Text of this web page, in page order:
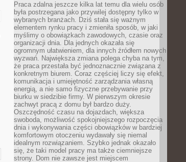
Praca zdalna jeszcze kilka lat temu dla wielu osób
była postrzegana jako przywilej dostępny tylko w
wybranych branżach. Dziś stała się ważnym
elementem rynku pracy i zmieniła sposób, w jaki
myślimy o obowiązkach zawodowych, czasie oraz
organizacji dnia. Dla jednych okazała się
ogromnym ułatwieniem, dla innych źródłem nowych
wyzwań. Największa zmiana polega chyba na tym,
że praca przestała być jednoznacznie związana z
konkretnym biurem. Coraz częściej liczy się efekt,
komunikacja i umiejętność zarządzania własną
energią, a nie samo fizyczne przebywanie przy
biurku w siedzibie firmy. W pierwszym okresie
zachwyt pracą z domu był bardzo duży.
Oszczędność czasu na dojazdach, większa
swoboda, możliwość spokojniejszego rozpoczęcia
dnia i wykonywania części obowiązków w bardziej
komfortowym otoczeniu wydawały się niemal
idealnym rozwiązaniem. Szybko jednak okazało
się, że taki model pracy ma także ciemniejsze
strony. Dom nie zawsze jest miejscem